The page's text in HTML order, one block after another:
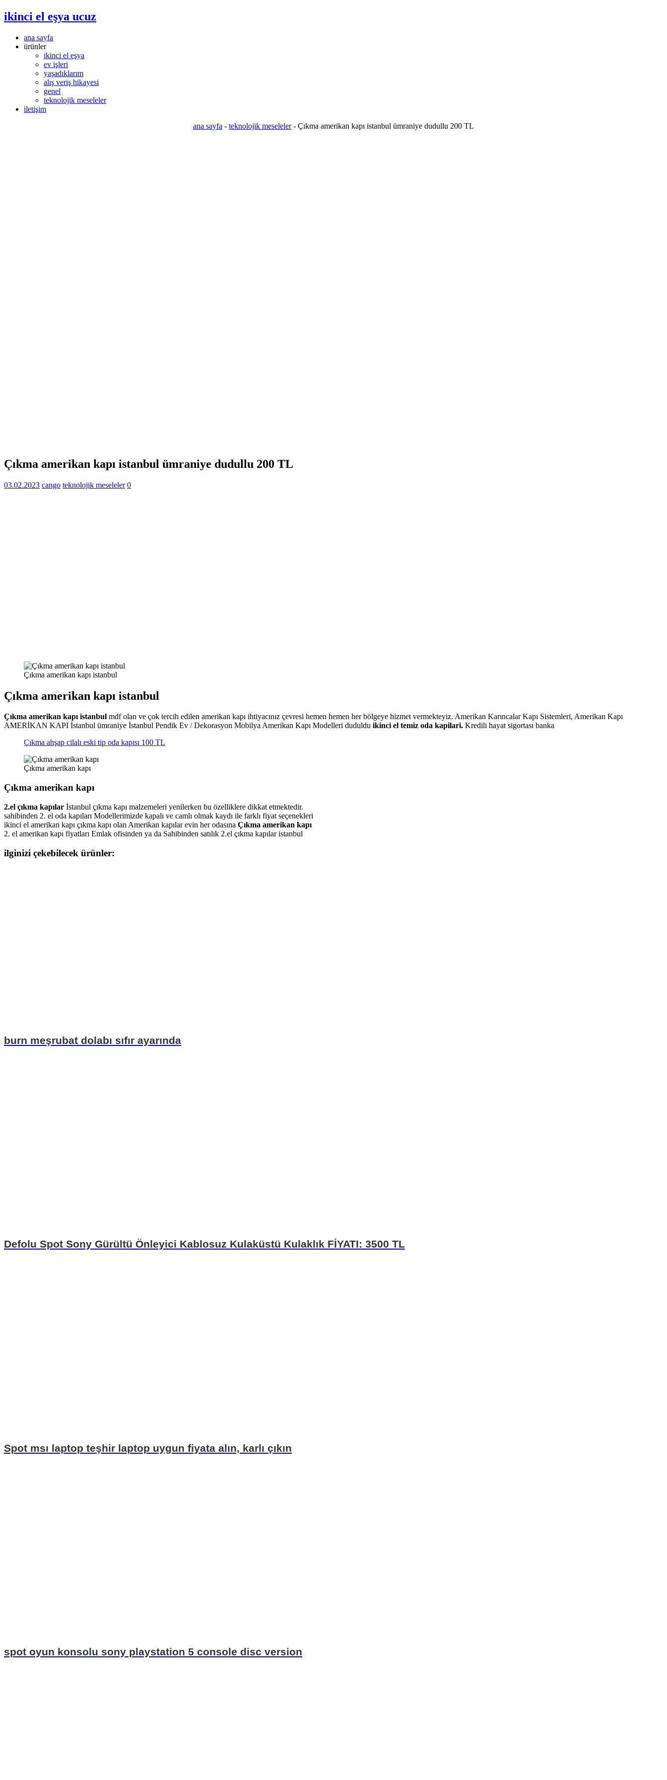
ikinci el eşya ucuz
ana sayfa
ürünler
ikinci el eşya
ev işleri
yaşadıklarım
alış veriş hikayesi
genel
teknolojik meseleler
iletişim
ana sayfa - teknolojik meseleler- Çıkma amerikan kapı istanbul ümraniye dudullu 200 TL
Çıkma amerikan kapı istanbul ümraniye dudullu 200 TL
03.02.2023 cango teknolojik meseleler 0
Çıkma amerikan kapı istanbul
Çıkma amerikan kapı istanbul
Çıkma amerikan kapı istanbul mdf olan ve çok tercih edilen amerikan kapı ihtiyacınız çevresi hemen hemen her bölgeye hizmet vermekteyiz. Amerikan Karıncalar Kapı Sistemleri, Amerikan Kapı
AMERİKAN KAPI İstanbul ümraniye İstanbul Pendik Ev / Dekorasyon Mobilya Amerikan Kapı Modelleri duduldu ikinci el temiz oda kapilari. Kredili hayat sigortası banka
Çıkma ahşap cilalı eski tip oda kapısı 100 TL
Çıkma amerikan kapı
Çıkma amerikan kapı
2.el çıkma kapılar İstanbul çıkma kapı malzemeleri yenilerken bu özelliklere dikkat etmektedir.
sahibinden 2. el oda kapıları Modellerimizde kapalı ve camlı olmak kaydı ile farklı fiyat seçenekleri
ikinci el amerikan kapı çıkma kapı olan Amerikan kapılar evin her odasına Çıkma amerikan kapı
2. el amerikan kapı fiyatları Emlak ofisinden ya da Sahibinden satılık 2.el çıkma kapılar istanbul
ilginizi çekebilecek ürünler:
burn meşrubat dolabı sıfır ayarında
Defolu Spot Sony Gürültü Önleyici Kablosuz Kulaküstü Kulaklık FİYATI: 3500 TL
Spot msı laptop teşhir laptop uygun fiyata alın, karlı çıkın
spot oyun konsolu sony playstation 5 console disc version